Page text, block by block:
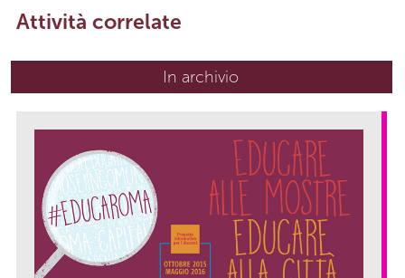
Attività correlate
In archivio